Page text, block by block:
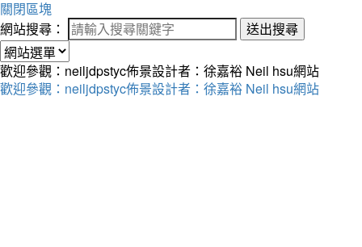
關閉區塊
網站搜尋：
送出搜尋
歡迎參觀：neiljdpstyc佈景設計者：徐嘉裕 Neil hsu網站
歡迎參觀：neiljdpstyc佈景設計者：徐嘉裕 Neil hsu網站